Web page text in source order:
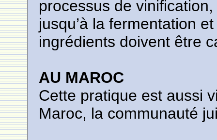
processus de
jusqu’à la fermentation
ingrédients doivent être
AU MAROC
Cette pratique est aussi
Maroc, la communauté